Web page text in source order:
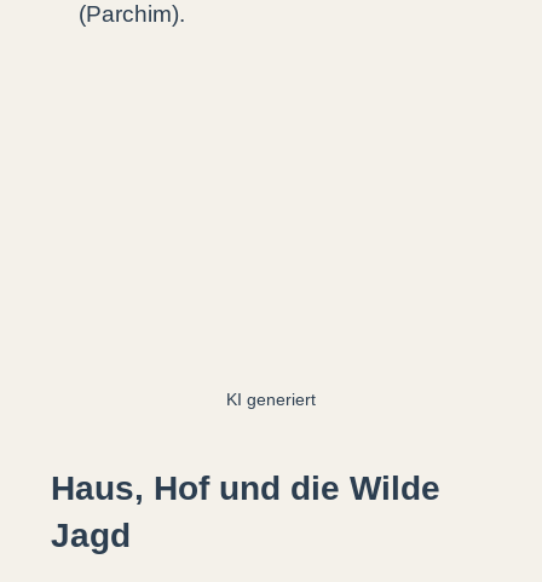
(Parchim).
KI generiert
Haus, Hof und die Wilde
Jagd